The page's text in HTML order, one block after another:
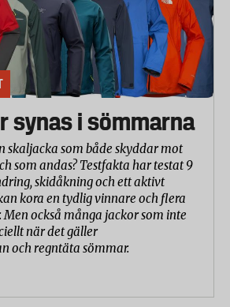
synas i sömmarna
skaljacka som både skyddar mot
som andas? Testfakta har testat 9
skidåkning och ett aktivt
kora en tydlig vinnare och flera
Men också många jackor som inte
när det gäller
och regntäta sömmar.